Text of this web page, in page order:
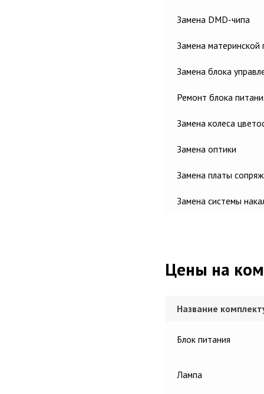
Замена DMD-чипа
Замена материнской
Замена блока
Ремонт блока
Замена колеса
Замена оптики
Замена платы
Замена системы
Цены на
Название
Блок питания
Лампа